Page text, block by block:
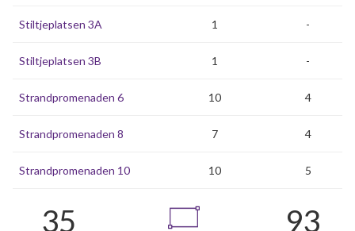
Stiltjeplatsen 3A 1 -
Stiltjeplatsen 3B 1 -
Strandpromenaden 6 10 4
Strandpromenaden 8 7 4
Strandpromenaden 10 10 5